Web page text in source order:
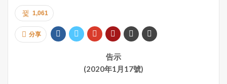
1,061
分享
告示
(2020年1月17號)